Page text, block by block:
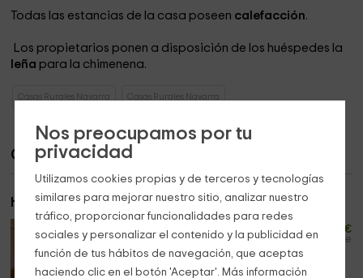
Nos preocupamos por tu
privacidad
Utilizamos cookies propias y de terceros y tecnologías
similares para mejorar nuestro sitio, analizar nuestro
tráfico, proporcionar funcionalidades para redes
sociales y personalizar el contenido y la publicidad en
función de tus hábitos de navegación, que aceptas
haciendo clic en el botón 'Aceptar'. Más información
Todas las estancias de la casa poseen calefacción.
Los propietarios ponen a disposición de los huéspedes la
leña para la chimenena.
Casas Rurales Navarra Casas Rurales Navarra
Casas
Habitación doble
desde
€
persona y noche
Máximo 2 huéspedes